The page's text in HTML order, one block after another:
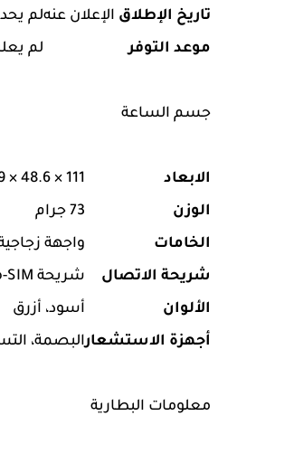
تاريخ الإطلاق الإعلان عنهلم
موعد التوفر
لم
جسم الساعة
الابعاد
111 × 48.6 × 29 ملم
الوزن
73 جرام
الخامات
واجهة
شريحة الاتصال
شريحة Nano-SIM
الألوان
أسود، أزرق
أجهزة الاستشعارالبصمة،
معلومات البطارية